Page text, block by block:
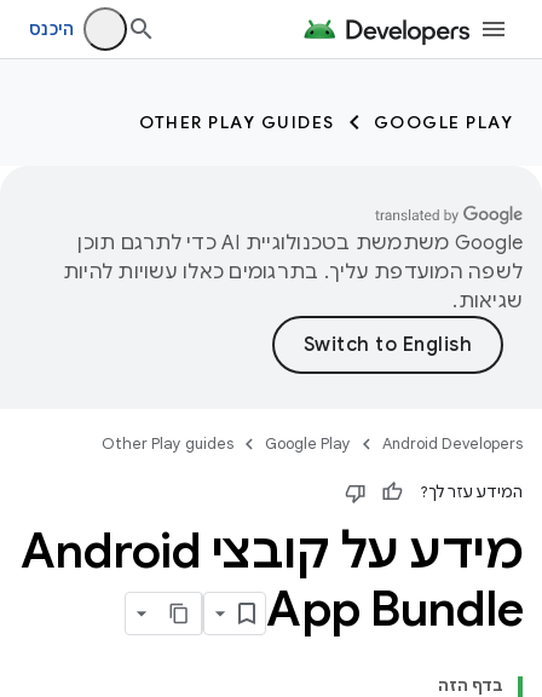
היכנס
GOOGLE PLAY
OTHER PLAY GUIDES
‫Google משתמשת בטכנולוגיית AI כדי לתרגם תוכן
לשפה המועדפת עליך. בתרגומים כאלו עשויות להיות
שגיאות.
Android Developers
Google Play
Other Play guides
המידע עזר לך?
מידע על קובצי Android
App Bundle
בדף הזה